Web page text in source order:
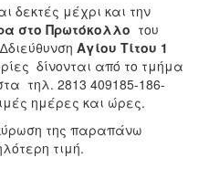
μέχρι και την
στο Πρωτόκολλο του
Αγίου Τίτου 1
δίνονται από το τμήμα
τηλ. 2813 409185-186-
ημέρες και ώρες.
της παραπάνω
τιμή.